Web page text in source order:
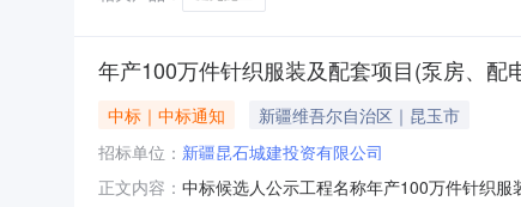
年产100万件针织服装及配套项目(泵房、配
中标｜中标通知
新疆维吾尔自治区｜昆玉市
招标单位： 新疆昆石城建投资有限公司
正文内容： 中标候选人公示工程名称年产100万件针织